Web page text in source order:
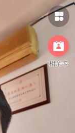


相亲卡